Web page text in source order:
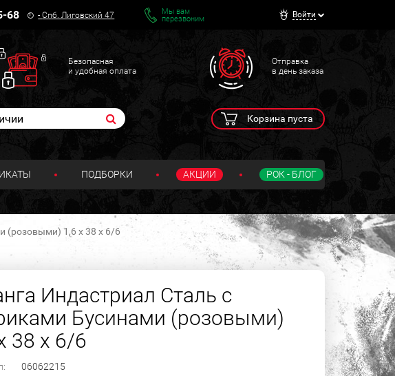
68 -Спб. Лиговский 47
Мы вам
перезвоним
Войти
Безопасная
и удобная оплата
Отправка
в день заказа
Корзина пуста
ПОДБОРКИ АКЦИИ РОК - БЛОГ
(розовыми) 1,6 х 38 х 6/6
Индастриал Сталь с
Бусинами (розовыми)
38 х 6/6
06062215